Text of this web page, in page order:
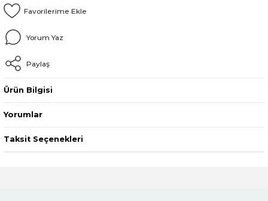
Yorum Yaz
Paylaş
Ürün Bilgisi
Yorumlar
Taksit Seçenekleri